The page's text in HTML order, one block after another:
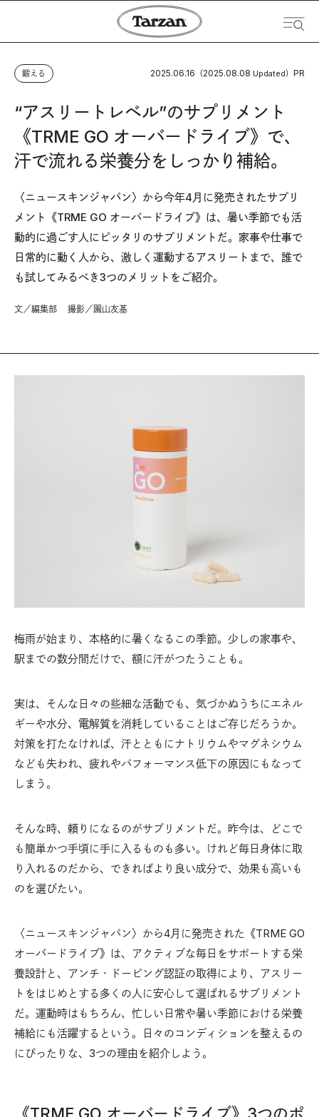
鍛える 2025.06.16 （2025.08.08 Updated） PR
“アスリートレベル”のサプリメント
《TRME GO オーバードライブ》で、
汗で流れる栄養分をしっかり補給。
〈ニュースキンジャパン〉から今年4月に発売されたサプリ
メント《TRME GO オーバードライブ》は、暑い季節でも活
動的に過ごす人にピッタリのサプリメントだ。家事や仕事で
日常的に動く人から、激しく運動するアスリートまで、誰で
も試してみるべき3つのメリットをご紹介。
文／編集部 撮影／園山友基
梅雨が始まり、本格的に暑くなるこの季節。少しの家事や、
駅までの数分間だけで、額に汗がつたうことも。
実は、そんな日々の些細な活動でも、気づかぬうちにエネル
ギーや水分、電解質を消耗していることはご存じだろうか。
対策を打たなければ、汗とともにナトリウムやマグネシウム
なども失われ、疲れやパフォーマンス低下の原因にもなって
しまう。
そんな時、頼りになるのがサプリメントだ。昨今は、どこで
も簡単かつ手頃に手に入るものも多い。けれど毎日身体に取
り入れるのだから、できればより良い成分で、効果も高いも
のを選びたい。
〈ニュースキンジャパン〉から4月に発売された《TRME GO
オーバードライブ》は、アクティブな毎日をサポートする栄
養設計と、アンチ・ドーピング認証の取得により、アスリー
トをはじめとする多くの人に安心して選ばれるサプリメント
だ。運動時はもちろん、忙しい日常や暑い季節における栄養
補給にも活躍するという。日々のコンディションを整えるの
にぴったりな、3つの理由を紹介しよう。